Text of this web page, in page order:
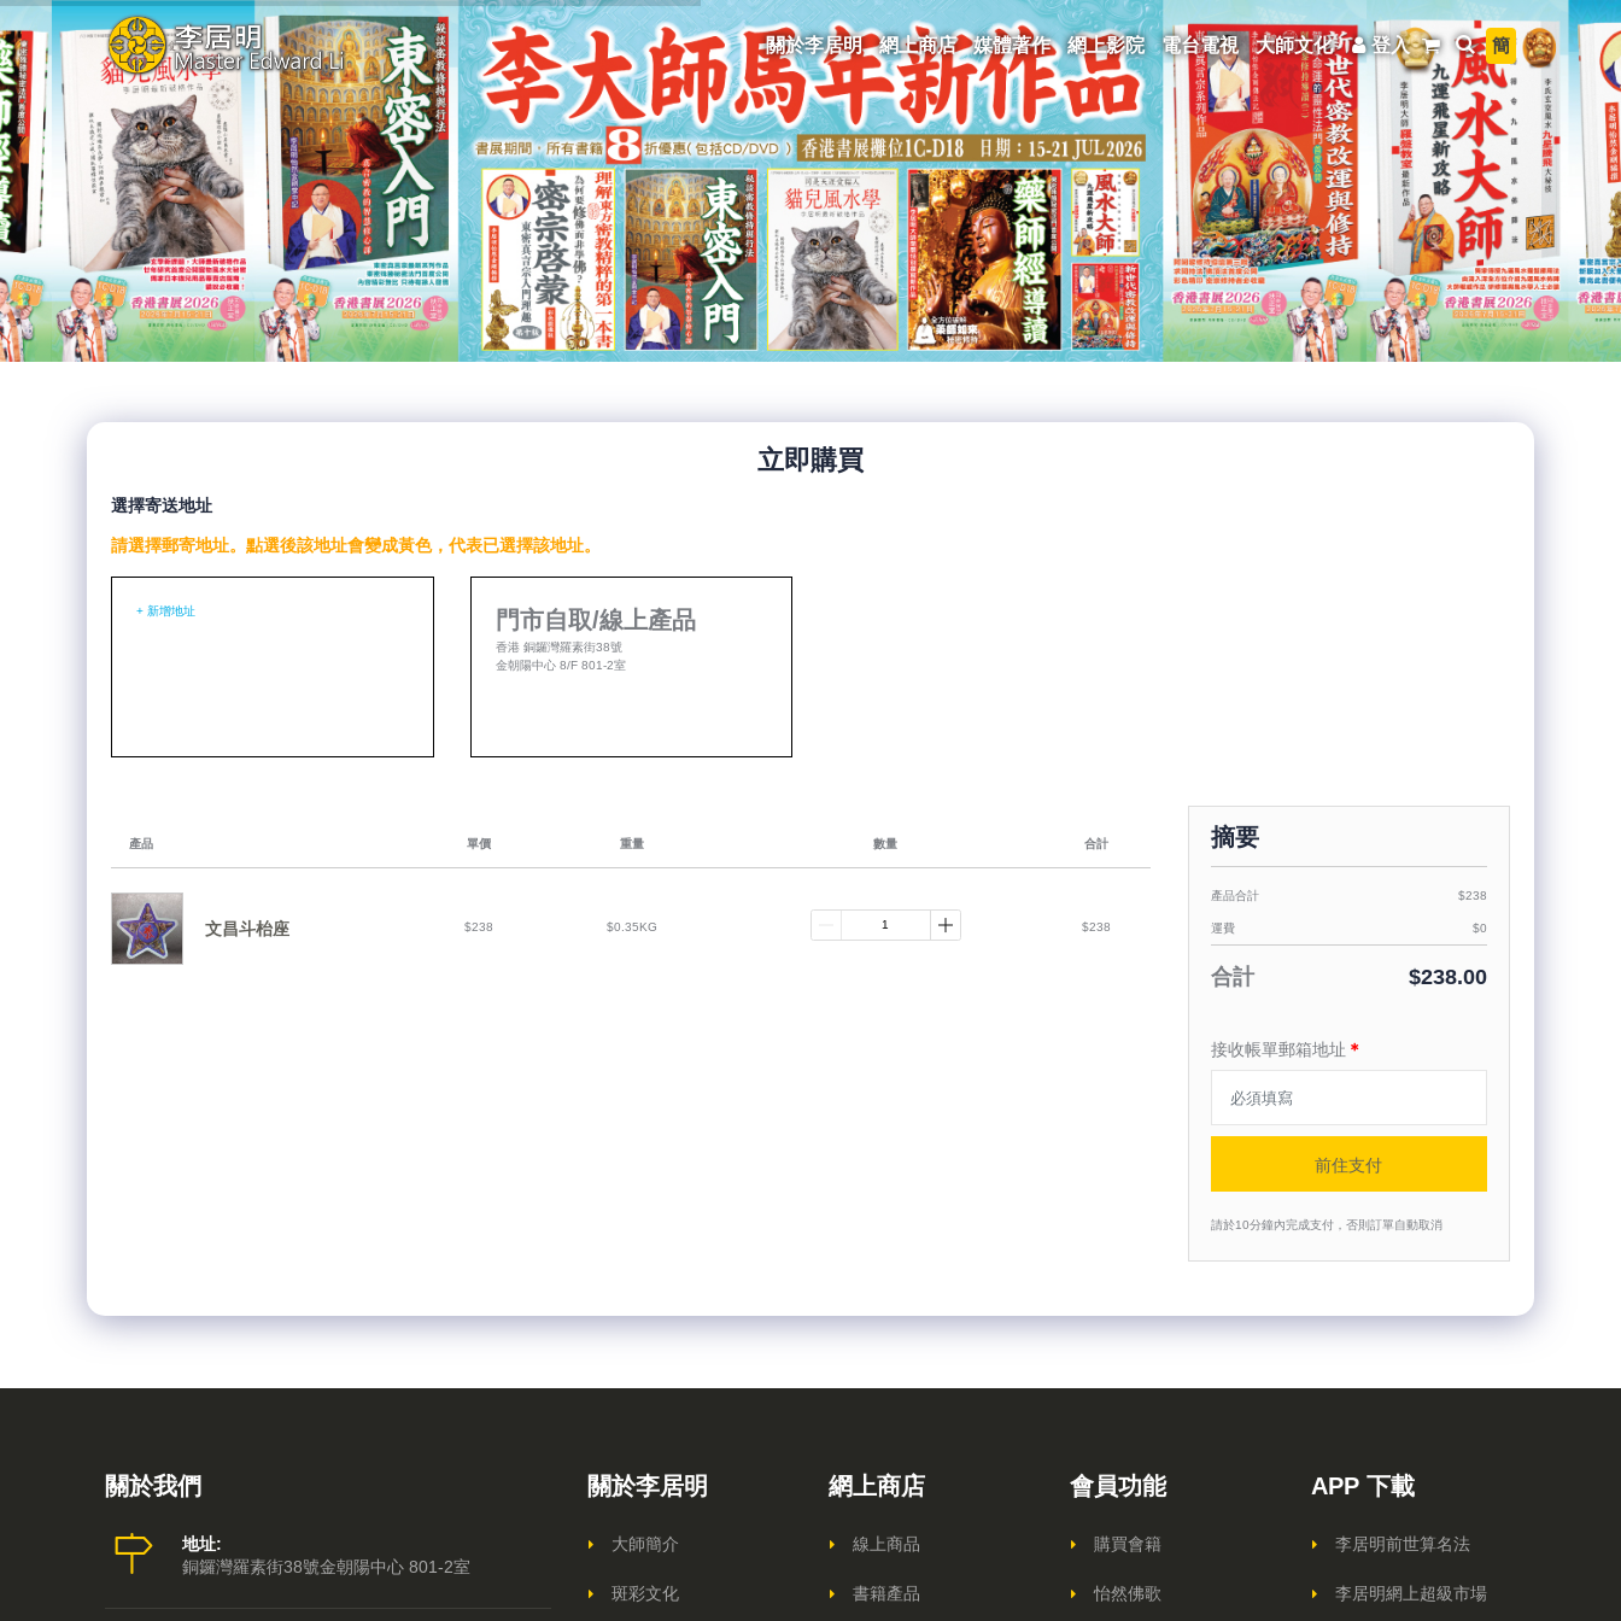
關於李居明 網上商店 媒體著作 網上影院 電台電視 大師文化 登入 簡
立即購買
選擇寄送地址
請選擇郵寄地址。點選後該地址會變成黃色，代表已選擇該地址。
+ 新增地址 門市自取/線上產品
香港 銅鑼灣羅素街38號
金朝陽中心 8/F 801-2室
產品 單價 重量 數量 合計
文昌斗枱座 $238 $0.35KG $238
摘要
產品合計 $238
運費 $0
合計 $238.00
接收帳單郵箱地址 ＊
前住支付
請於10分鐘內完成支付，否則訂單自動取消
關於我們
地址:
銅鑼灣羅素街38號金朝陽中心 801-2室
關於李居明
大師簡介
斑彩文化
網上商店
線上商品
書籍產品
會員功能
購買會籍
怡然佛歌
APP 下載
李居明前世算名法
李居明網上超級市場